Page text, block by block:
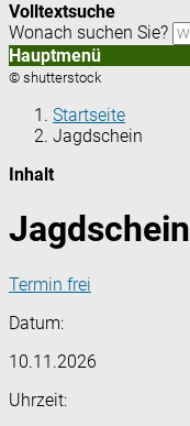
Volltextsuche
Wonach suchen Sie?
Hauptmenü
© shutterstock
Startseite
Jagdschein
Inhalt
Jagdschein
Termin frei
Datum:
10.11.2026
Uhrzeit: